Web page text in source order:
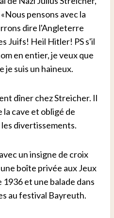
pensons avec la
dire l'Angleterre
Juifs! Heil Hitler! PS s'il
en entier, je veux que
je suis un haineux.
dîner chez Streicher. Il
la cave et obligé de
divertissements.
un insigne de croix
boîte privée aux Jeux
et une balade dans
au festival Bayreuth.